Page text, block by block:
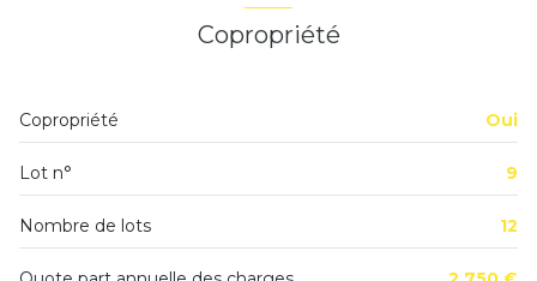
terrasse
quartier Centre-ville
salle d'eau
chambre
10.78 m²
chambre
10.20 m²
Copropriété
Copropriété Oui
Lot n° 9
Nombre de lots 12